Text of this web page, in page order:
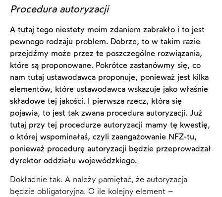
Procedura autoryzacji
A tutaj tego niestety moim zdaniem zabrakło i to jest
pewnego rodzaju problem. Dobrze, to w takim razie
przejdźmy może przez te poszczególne rozwiązania,
które są proponowane. Pokrótce zastanówmy się, co
nam tutaj ustawodawca proponuje, ponieważ jest kilka
elementów, które ustawodawca wskazuje jako właśnie
składowe tej jakości. I pierwsza rzecz, która się
pojawia, to jest tak zwana procedura autoryzacji. Już
tutaj przy tej procedurze autoryzacji mamy tę kwestię,
o której wspominałaś, czyli zaangażowanie NFZ-tu,
ponieważ procedurę autoryzacji będzie przeprowadzał
dyrektor oddziału wojewódzkiego.
Dokładnie tak. A należy pamiętać, że autoryzacja
będzie obligatoryjna. O ile kolejny element –